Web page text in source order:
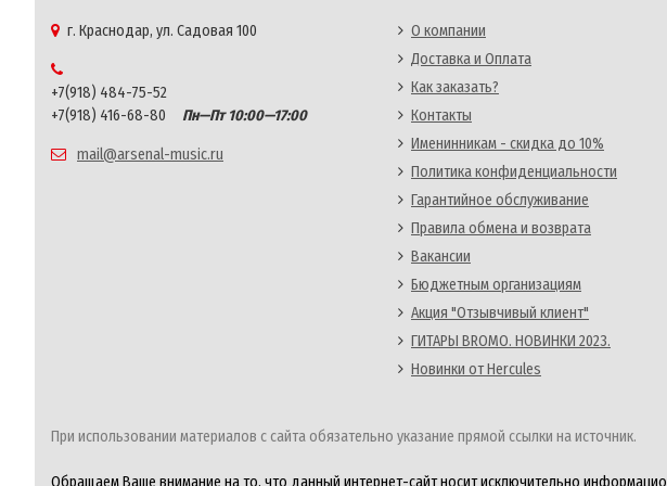
г. Краснодар, ул. Садовая 100
+7(918) 484-75-52
+7(918) 416-68-80
Пн—Пт 10:00—17:00
mail@arsenal-music.ru
О компании
Доставка и Оплата
Как заказать?
Контакты
Именинникам - скидка до 10%
Политика конфиденциальности
Гарантийное обслуживание
Правила обмена и возврата
Вакансии
Бюджетным организациям
Акция "Отзывчивый клиент"
ГИТАРЫ BROMO. НОВИНКИ 2023.
Новинки от Hercules
При использовании материалов с сайта обязательно указание прямой ссылки на источник.
Обращаем Ваше внимание на то, что данный интернет-сайт носит исключительно